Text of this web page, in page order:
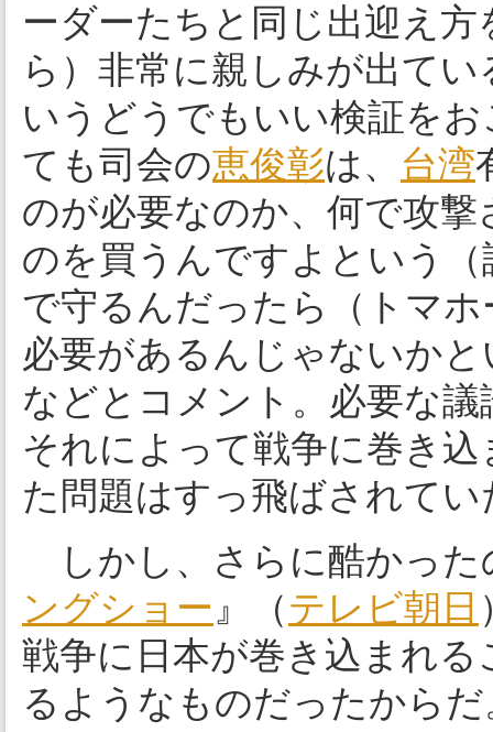
ーダーたちと同じ出迎え
ら）非常に親しみが出て
いうどうでもいい検証を
ても司会の恵俊彰は、 台湾
のが必要なのか、何で攻
のを買うんですよという
で守るんだったら（トマ
必要があるんじゃないか
などとコメント。必要な
それによって戦争に巻き
た問題はすっ飛ばされてい
しかし、さらに酷かった
ングショー 』（テレビ朝日
戦争に日本が巻き込まれ
るようなものだったからだ